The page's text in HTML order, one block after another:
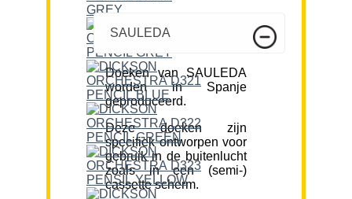
SAULEDA
Doeken van SAULEDA
worden in Spanje
geproduceerd.
Deze doeken zijn
specifiek ontworpen voor
gebruik in de buitenlucht
zoals in een (semi-)
cassette scherm.